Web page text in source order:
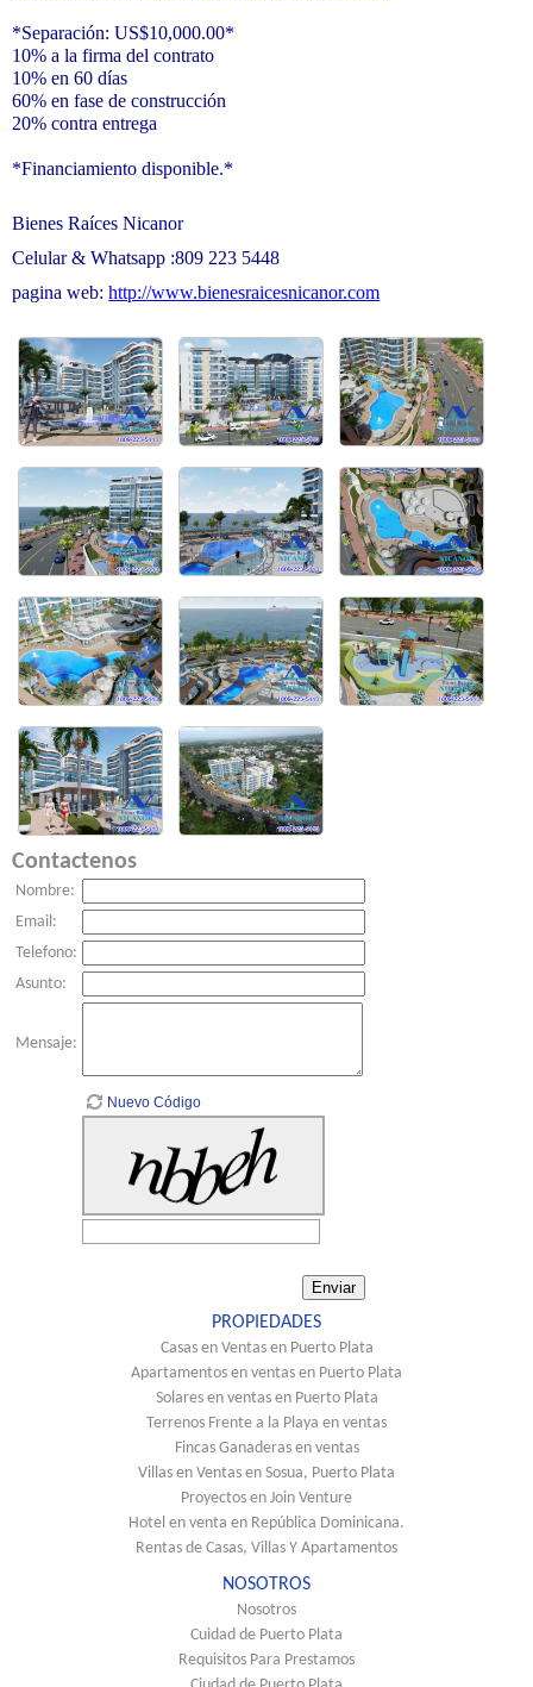
*Separación: US$10,000.00*
10% a la firma del contrato
10% en 60 días
60% en fase de construcción
20% contra entrega
*Financiamiento disponible.*
Bienes Raíces Nicanor
Celular & Whatsapp :809 223 5448
pagina web:http://www.bienesraicesnicanor.com
Contactenos
Nombre:
Email:
Telefono:
Asunto:
Mensaje:
Nuevo Código
PROPIEDADES
Casas en Ventas en Puerto Plata
Apartamentos en ventas en Puerto Plata
Solares en ventas en Puerto Plata
Terrenos Frente a la Playa en ventas
Fincas Ganaderas en ventas
Villas en Ventas en Sosua, Puerto Plata
Proyectos en Join Venture
Hotel en venta en República Dominicana.
Rentas de Casas, Villas Y Apartamentos
NOSOTROS
Nosotros
Cuidad de Puerto Plata
Requisitos Para Prestamos